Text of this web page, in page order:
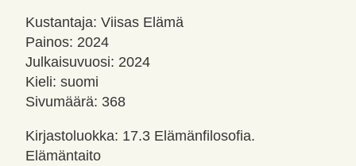
Kustantaja: Viisas Elämä
Painos: 2024
Julkaisuvuosi: 2024
Kieli: suomi
Sivumäärä: 368
Kirjastoluokka: 17.3 Elämänfilosofia.
Elämäntaito